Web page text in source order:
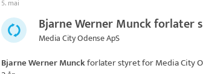
5. mai
Bjarne Werner Munck forlater
Media City Odense ApS
Bjarne Werner Munckforlater styret forMedia City